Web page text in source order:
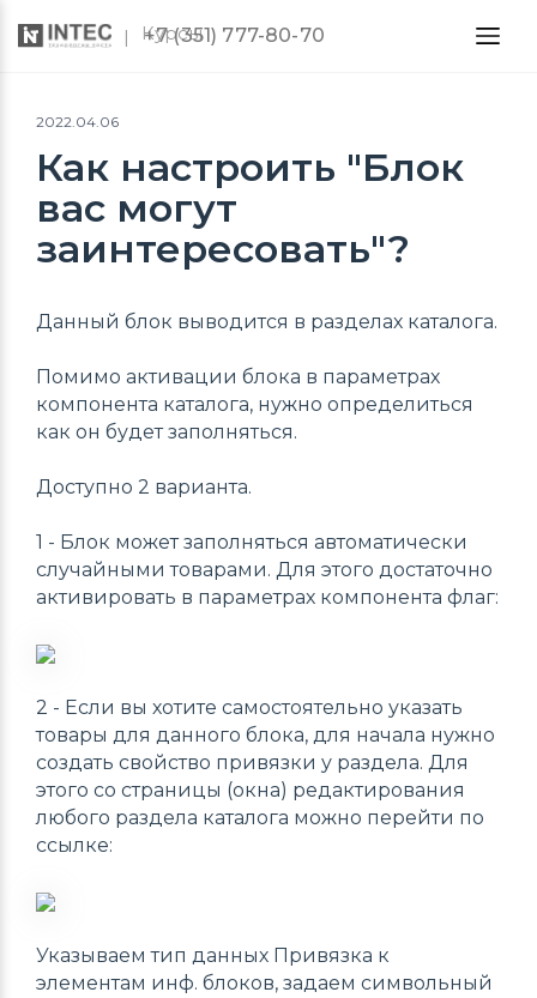
Курсы
+7 (351) 777-80-70
2022.04.06
Как настроить "Блок
вас могут
заинтересовать"?
Данный блок выводится в разделах каталога.
Помимо активации блока в параметрах
компонента каталога, нужно определиться
как он будет заполняться.
Доступно 2 варианта.
1 - Блок может заполняться автоматически
случайными товарами. Для этого достаточно
активировать в параметрах компонента флаг:
2 - Если вы хотите самостоятельно указать
товары для данного блока, для начала нужно
создать свойство привязки у раздела. Для
этого со страницы (окна) редактирования
любого раздела каталога можно перейти по
ссылке:
Указываем тип данных Привязка к
элементам инф. блоков, задаем символьный